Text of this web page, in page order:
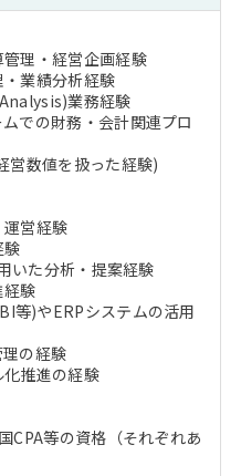
理・経営企画経験
業績分析経験
業務経験
での財務・会計関連プロ
営数値を扱った経験)
運営経験
験
いた分析・提案経験
経験
)やERPシステムの活用
理の経験
推進の経験
CPA等の資格（それぞれあ